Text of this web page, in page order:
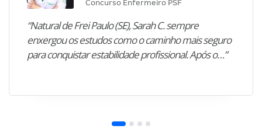
Concurso Enfermeiro PSF
“Natural de Frei Paulo (SE), Sarah C. sempre
enxergou os estudos como o caminho mais seguro
para conquistar estabilidade profissional. Após o…”